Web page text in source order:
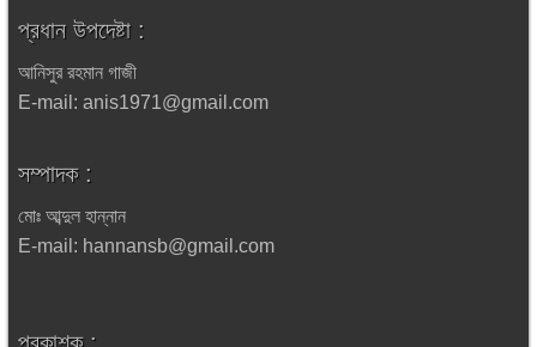
প্রধান উপদেষ্টা :
আনিসুর রহমান গাজী
E-mail: anis1971@gmail.com
সম্পাদক :
মোঃ আব্দুল হান্নান
E-mail: hannansb@gmail.com